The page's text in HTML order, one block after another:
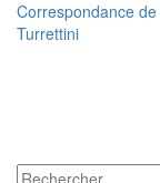
Correspondance de
Turrettini